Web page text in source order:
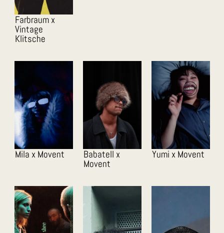
Farbraum x
Vintage
Klitsche
Mila x Movent Babatell x
Movent
Yumi x Movent